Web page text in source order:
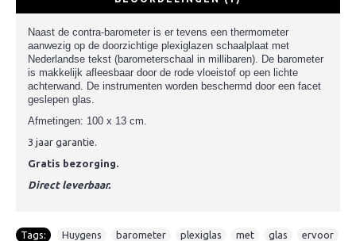
Naast de contra-barometer is er tevens een thermometer
aanwezig op de doorzichtige plexiglazen schaalplaat met
Nederlandse tekst (barometerschaal in millibaren). De barometer
is makkelijk afleesbaar door de rode vloeistof op een lichte
achterwand. De instrumenten worden beschermd door een facet
geslepen glas.
Afmetingen: 100 x 13 cm.
3 jaar garantie.
Gratis bezorging.
Direct leverbaar.
Tags: Huygens barometer plexiglas met glas ervoor